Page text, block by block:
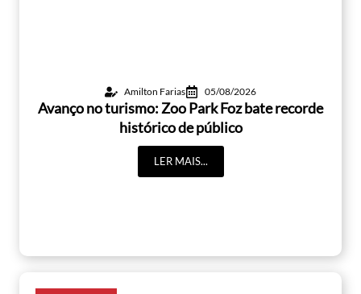
Amilton Farias 05/08/2026
Avanço no turismo: Zoo Park Foz bate recorde
histórico de público
LER MAIS...